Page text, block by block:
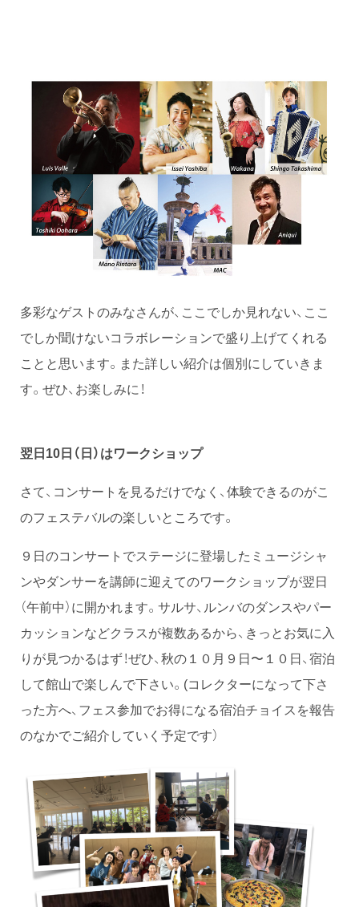
多彩なゲストのみなさんが、ここでしか見れない、ここ
でしか聞けないコラボレーションで盛り上げてくれる
ことと思います。また詳しい紹介は個別にしていきま
す。ぜひ、お楽しみに！
翌日10日（日）はワークショップ
さて、コンサートを見るだけでなく、体験できるのがこ
のフェステバルの楽しいところです。
９日のコンサートでステージに登場したミュージシャ
ンやダンサーを講師に迎えてのワークショップが翌日
（午前中）に開かれます。サルサ、ルンバのダンスやパー
カッションなどクラスが複数あるから、きっとお気に入
りが見つかるはず！ぜひ、秋の１０月９日〜１０日、宿泊
して館山で楽しんで下さい。(コレクターになって下さ
った方へ、フェス参加でお得になる宿泊チョイスを報告
のなかでご紹介していく予定です）